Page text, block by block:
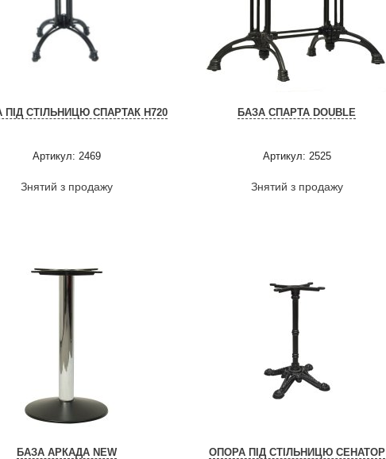
СТІЛЬНИЦЮ СПАРТАК H720
Артикул: 2469
Знятий з продажу
БАЗА СПАРТА DOUBLE
Артикул: 2525
Знятий з продажу
БАЗА АРКАДА NEW ОПОРА ПІД СТІЛЬНИЦЮ СЕНАТОР